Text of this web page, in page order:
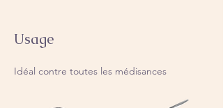
Usage
Idéal contre toutes les médisances